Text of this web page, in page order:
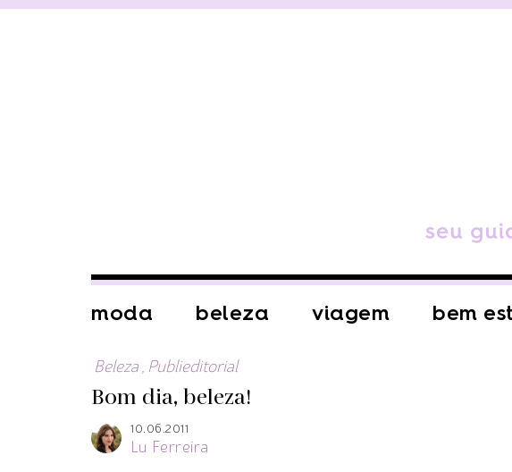
moda beleza viagem bem
Beleza , Publieditorial
Bom dia, beleza!
10.06.2011
Lu Ferreira